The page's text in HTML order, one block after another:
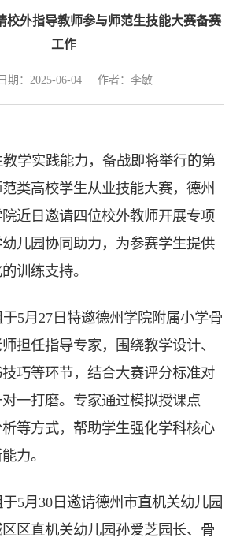
校外指导教师参与师范生技能大赛备赛
工作
期：2025-06-04 作者：李敏
学实践能力，备战即将举行的第
类高校学生从业技能大赛，德州
近日邀请四位校外教师开展专项
儿园协同助力，为参赛学生提供
训练支持。
5月27日特邀德州学院附属小学骨
担任指导专家，围绕教学设计、
巧等环节，结合大赛评分标准对
一打磨。专家通过模拟授课点
等方式，帮助学生强化学科核心
力。
5月30日邀请德州市直机关幼儿园
区直机关幼儿园孙爱芝园长、骨